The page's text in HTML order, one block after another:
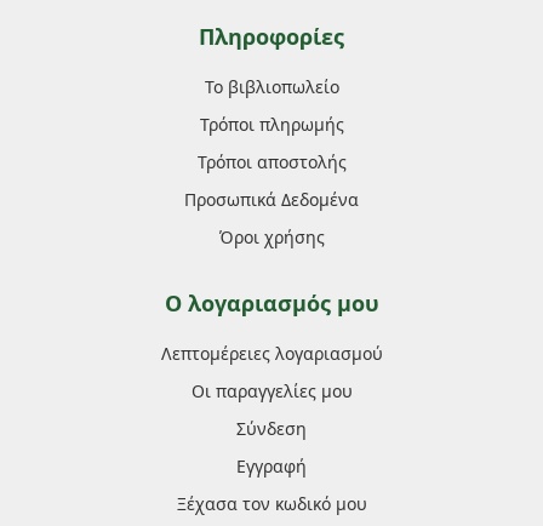
Πληροφορίες
Το βιβλιοπωλείο
Τρόποι πληρωμής
Τρόποι αποστολής
Προσωπικά Δεδομένα
Όροι χρήσης
Ο λογαριασμός μου
Λεπτομέρειες λογαριασμού
Οι παραγγελίες μου
Σύνδεση
Εγγραφή
Ξέχασα τον κωδικό μου